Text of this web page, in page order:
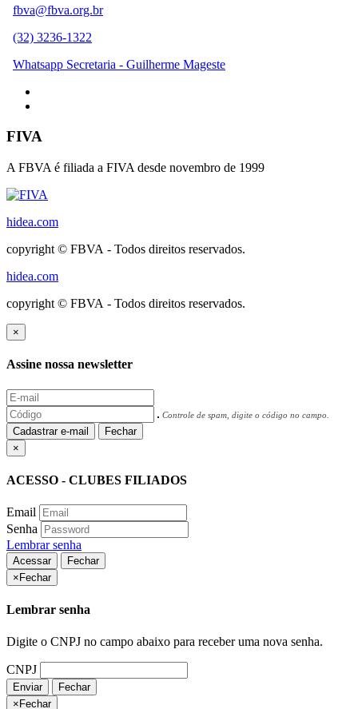
fbva@fbva.org.br
(32) 3236-1322
Whatsapp Secretaria - Guilherme Mageste
FIVA
A FBVA é filiada a FIVA desde novembro de 1999
hidea.com
copyright © FBVA - Todos direitos reservados.
hidea.com
copyright © FBVA - Todos direitos reservados.
×
Assine nossa newsletter
Controle de spam, digite o código no campo.
Cadastrar e-mail
Fechar
×
ACESSO - CLUBES FILIADOS
Email
Senha
Lembrar senha
Acessar
Fechar
× Fechar
Lembrar senha
Digite o CNPJ no campo abaixo para receber uma nova senha.
CNPJ
Enviar
Fechar
×Fechar